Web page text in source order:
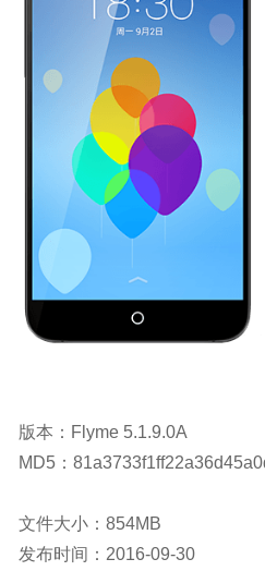
版本：Flyme 5.1.9.0A
MD5：
文件大小：854MB
发布时间：2016-09-30